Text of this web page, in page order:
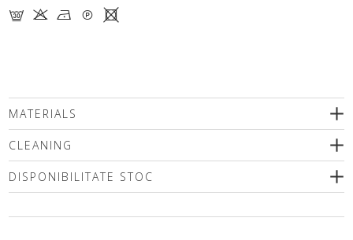
G K N Q X
MATERIALS
CLEANING
DISPONIBILITATE STOC